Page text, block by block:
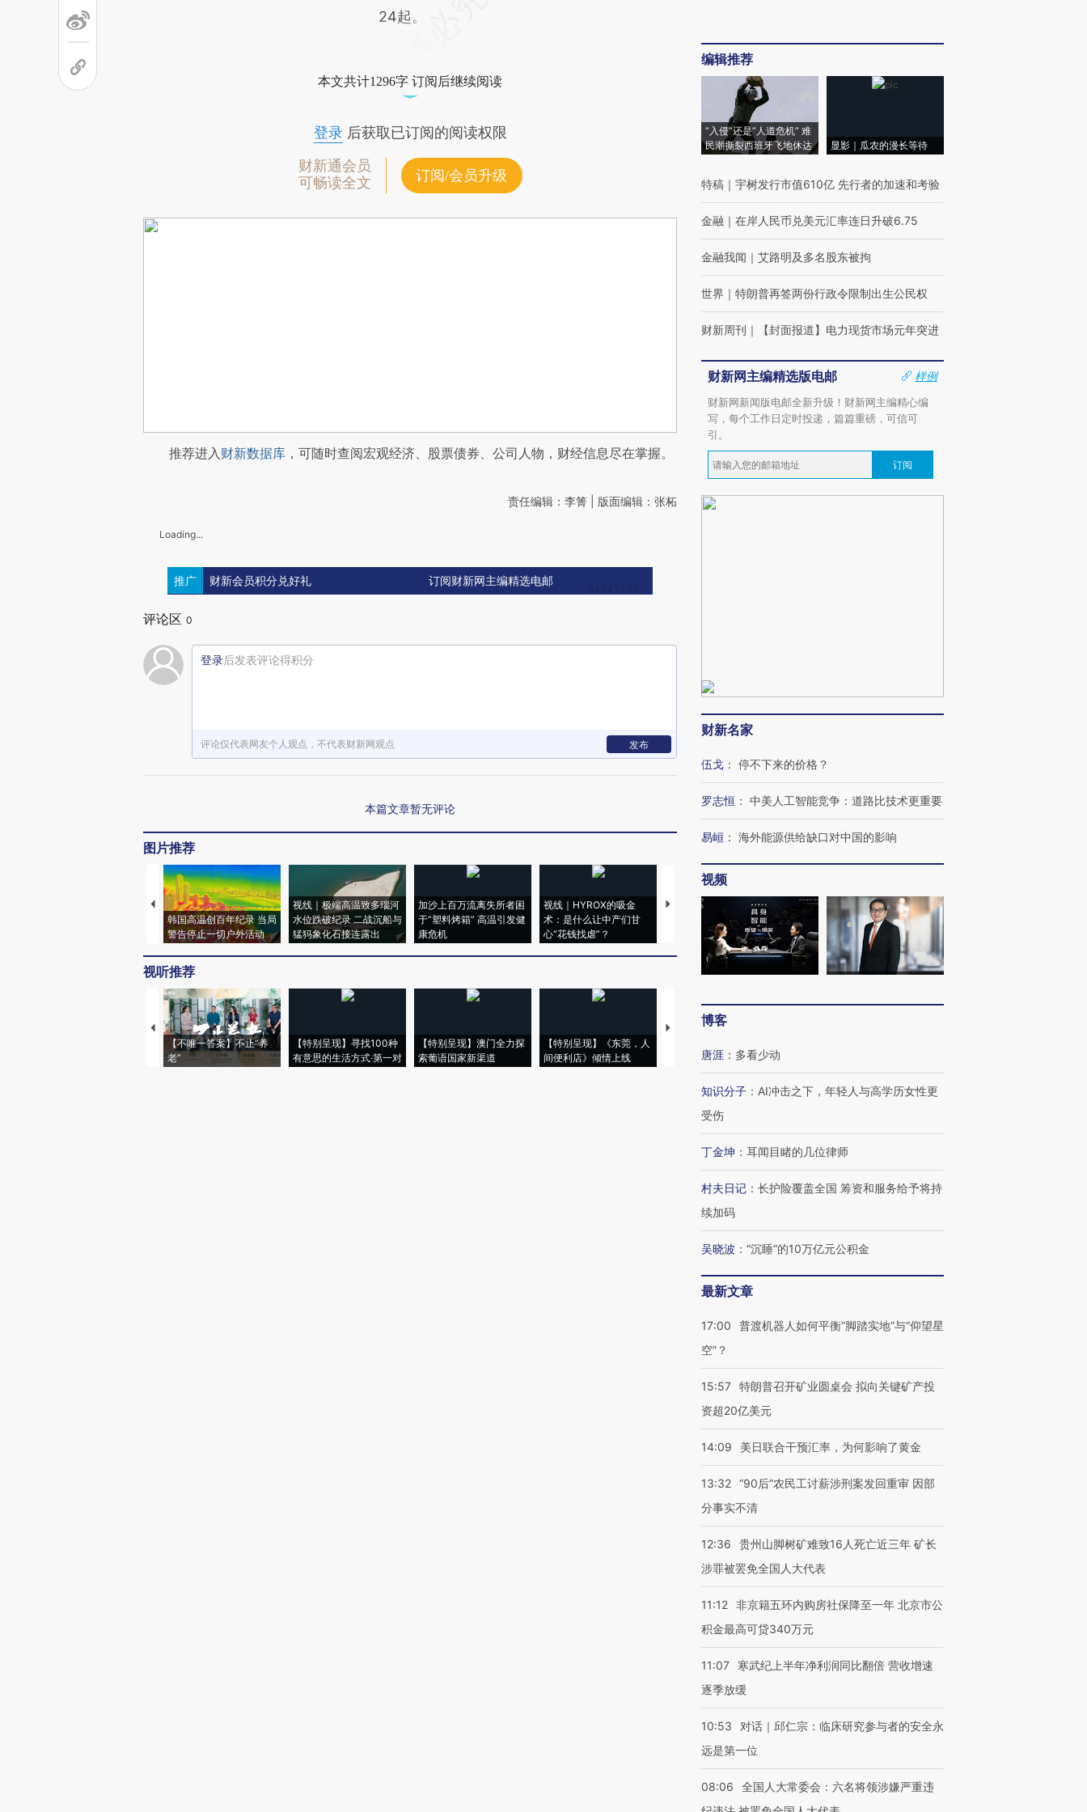
24起。
本文共计1296字 订阅后继续阅读
登录后获取已订阅的阅读权限
财新通会员
可畅读全文
订阅/会员升级
推荐进入财新数据库 ，可随时查阅宏观经济、股票债券、公司人物，财经信息尽在掌握。
责任编辑：李箐 | 版面编辑：张柘
Loading...
推广 财新会员积分兑好礼 订阅财新网主编精选电邮
评论区 0
登录后发表评论得积分
评论仅代表网友个人观点，不代表财新网观点 发布
本篇文章暂无评论
图片推荐
韩国高温创百年纪录 当局
警告停止一切户外活动
视线｜极端高温致多瑙河
水位跌破纪录 二战沉船与
猛犸象化石接连露出
加沙上百万流离失所者困
于“塑料烤箱” 高温引发健
康危机
视线｜HYROX的吸金
术：是什么让中产们甘
心“花钱找虐”？
马航飞行员跨国走私7万
粒摇头丸 尿检体内含3种
视线｜被称为“蟑螂”的印
度Z世代 用街头抗争将教
育部长拱下台
视线｜“入侵”还是“人道危
机”？难民潮撕裂西班牙
视听推荐
【不唯一答案】不止“养
老”
【特别呈现】寻找100种
有意思的生活方式·第一对
【特别呈现】澳门全力探
索葡语国家新渠道
【特别呈现】《东莞，人
间便利店》倾情上线
【推广】走进第四届链博
编辑推荐
“入侵”还是“人道危机” 难
民潮撕裂西班牙飞地休达
显影｜瓜农的漫长等待
特稿 ｜ 宇树发行市值610亿 先行者的加速和考验
金融 ｜ 在岸人民币兑美元汇率连日升破6.75
金融我闻 ｜ 艾路明及多名股东被拘
世界 ｜ 特朗普再签两份行政令限制出生公民权
财新周刊 ｜ 【封面报道】电力现货市场元年突进
财新网主编精选版电邮
样例
财新网新闻版电邮全新升级！财新网主编精心编
写，每个工作日定时投递，篇篇重磅，可信可
引。
订阅
财新名家
伍戈 ： 停不下来的价格？
罗志恒 ： 中美人工智能竞争：道路比技术更重要
易峘 ： 海外能源供给缺口对中国的影响
视频
博客
唐涯 ： 多看少动
知识分子 ： AI冲击之下，年轻人与高学历女性更
受伤
丁金坤 ： 耳闻目睹的几位律师
村夫日记 ： 长护险覆盖全国 筹资和服务给予将持
续加码
吴晓波 ： “沉睡”的10万亿元公积金
最新文章
17:00
普渡机器人如何平衡“脚踏实地”与“仰望星
空”？
15:57 特朗普召开矿业圆桌会 拟向关键矿产投
资超20亿美元
14:09 美日联合干预汇率，为何影响了黄金
13:32 “90后”农民工讨薪涉刑案发回重审 因部
分事实不清
12:36
贵州山脚树矿难致16人死亡近三年 矿长
涉罪被罢免全国人大代表
11:12 非京籍五环内购房社保降至一年 北京市公
积金最高可贷340万元
11:07
寒武纪上半年净利润同比翻倍 营收增速
逐季放缓
10:53
对话｜邱仁宗：临床研究参与者的安全永
远是第一位
08:06
全国人大常委会：六名将领涉嫌严重违